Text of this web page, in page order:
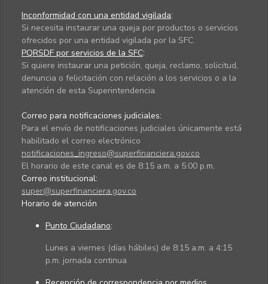
Inconformidad con una entidad vigilada:
Si necesita instaurar una queja por productos o servicios
ofrecidos por una entidad vigilada por la SFC.
PQRSDF por servicios de la SFC:
Si quiere instaurar una petición, queja, reclamo, solicitud,
denuncia o felicitación con relación a los servicios o a la
atención de esta Superintendencia.
Correo para notificaciones judiciales:
Para el envío de notificaciones judiciales únicamente está
habilitado el correo electrónico
notificaciones_ingreso@superfinanciera.gov.co
El horario de este canal es de 8:15 a.m. a 5:00 p.m.
Correo institucional:
super@superfinanciera.gov.co
Horario de atención
Punto Ciudadano:
Lunes a viernes (días hábiles) de 8:15 a.m. a 4:15
p.m. jornada continua